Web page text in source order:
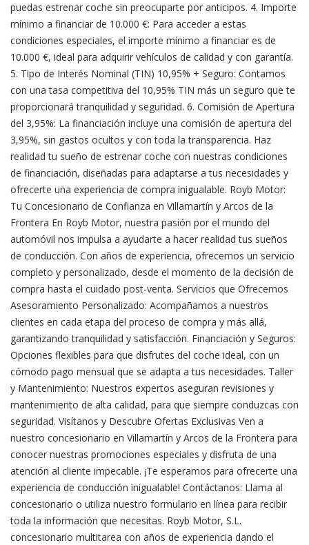
puedas estrenar coche sin preocuparte por anticipos. 4. Importe
mínimo a financiar de 10.000 €: Para acceder a estas
condiciones especiales, el importe mínimo a financiar es de
10.000 €, ideal para adquirir vehículos de calidad y con garantía.
5. Tipo de Interés Nominal (TIN) 10,95% + Seguro: Contamos
con una tasa competitiva del 10,95% TIN más un seguro que te
proporcionará tranquilidad y seguridad. 6. Comisión de Apertura
del 3,95%: La financiación incluye una comisión de apertura del
3,95%, sin gastos ocultos y con toda la transparencia. Haz
realidad tu sueño de estrenar coche con nuestras condiciones
de financiación, diseñadas para adaptarse a tus necesidades y
ofrecerte una experiencia de compra inigualable. Royb Motor:
Tu Concesionario de Confianza en Villamartín y Arcos de la
Frontera En Royb Motor, nuestra pasión por el mundo del
automóvil nos impulsa a ayudarte a hacer realidad tus sueños
de conducción. Con años de experiencia, ofrecemos un servicio
completo y personalizado, desde el momento de la decisión de
compra hasta el cuidado post-venta. Servicios que Ofrecemos
Asesoramiento Personalizado: Acompañamos a nuestros
clientes en cada etapa del proceso de compra y más allá,
garantizando tranquilidad y satisfacción. Financiación y Seguros:
Opciones flexibles para que disfrutes del coche ideal, con un
cómodo pago mensual que se adapta a tus necesidades. Taller
y Mantenimiento: Nuestros expertos aseguran revisiones y
mantenimiento de alta calidad, para que siempre conduzcas con
seguridad. Visítanos y Descubre Ofertas Exclusivas Ven a
nuestro concesionario en Villamartín y Arcos de la Frontera para
conocer nuestras promociones especiales y disfruta de una
atención al cliente impecable. ¡Te esperamos para ofrecerte una
experiencia de conducción inigualable! Contáctanos: Llama al
concesionario o utiliza nuestro formulario en línea para recibir
toda la información que necesitas. Royb Motor, S.L.
concesionario multitarea con años de experiencia dando el